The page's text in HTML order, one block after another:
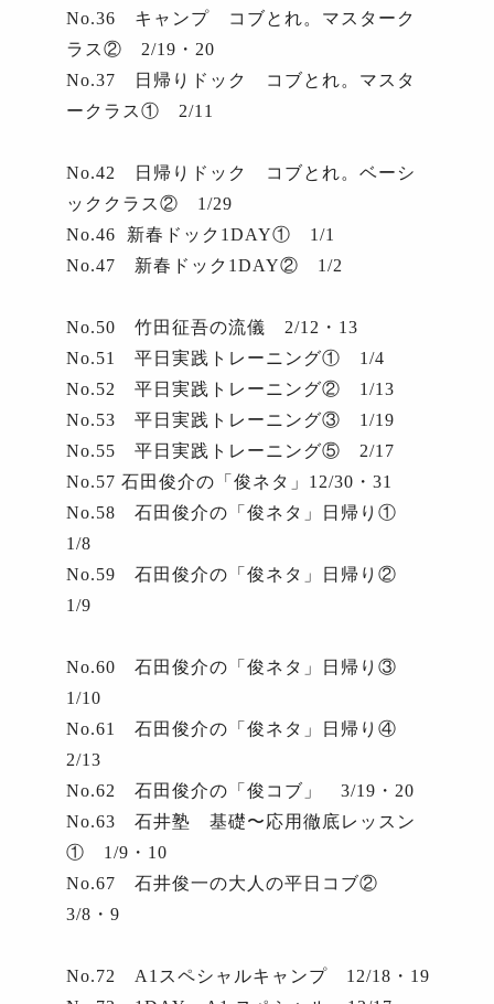
No.36 キャンプ コブとれ。マスターク
ラス② 2/19 ・ 20
No.37 日帰りドック コブとれ。マスタ
ークラス① 2/11
No.42
日帰りドック コブとれ。ベーシ
ッククラス② 1/29
No.46 新春ドック 1DAY① 1/1
No.47 新春ドック 1DAY② 1/2
No.50 竹田征吾の流儀 2/12 ・ 13
No.51
平日実践トレーニング① 1/4
No.52
平日実践トレーニング② 1/13
No.53 平日実践トレーニング③ 1/19
No.55 平日実践トレーニング⑤ 2/17
No.57石田俊介の「俊ネタ」 12/30 ・31
No.58 石田俊介の「俊ネタ」日帰り①
1/8
No.59 石田俊介の「俊ネタ」日帰り②
1/9
No.60 石田俊介の「俊ネタ」日帰り③
1/10
No.61
石田俊介の「俊ネタ」日帰り④
2/13
No.62
石田俊介の「俊コブ」3/19 ・ 20
No.63 石井塾 基礎〜応用徹底レッスン
① 1/9 ・ 10
No.67 石井俊一の大人の平日コブ②
3/8 ・9
No.72 A1 スペシャルキャンプ 12/18 ・ 19